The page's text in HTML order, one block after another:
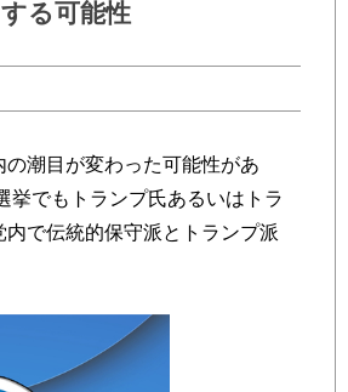
る可能性
潮目が変わった可能性があ
挙でもトランプ氏あるいはトラ
で伝統的保守派とトランプ派